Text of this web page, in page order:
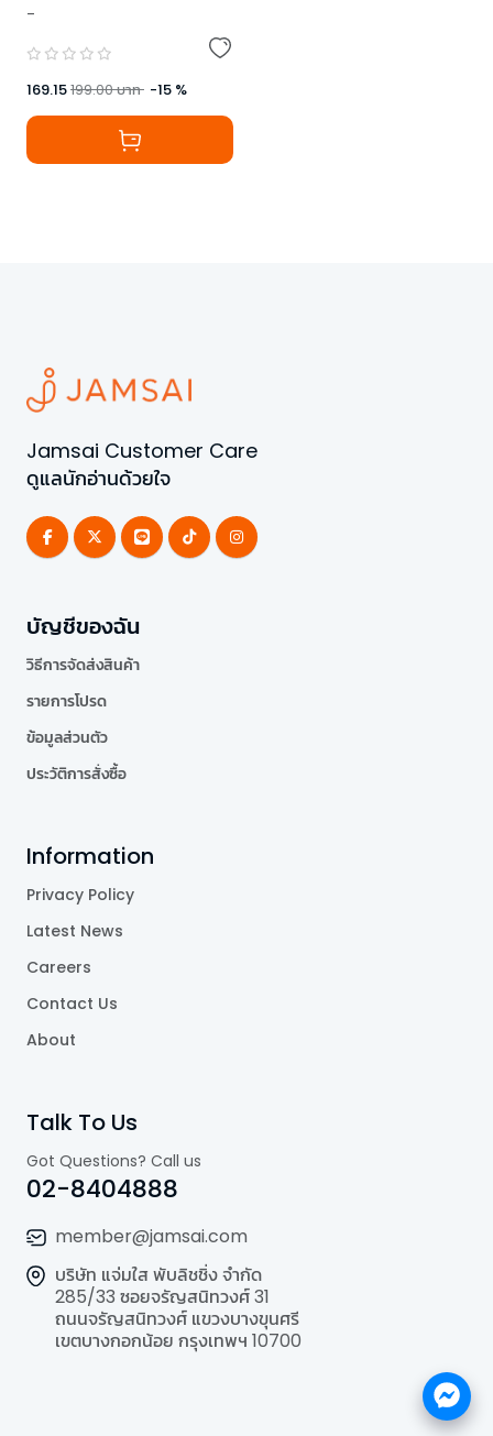
,
-
169.15199.00บาท -15 %
Jamsai Customer Care
ดูแลนักอ่านด้วยใจ
บัญชีของฉัน
วิธีการจัดส่งสินค้า
รายการโปรด
ข้อมูลส่วนตัว
ประวัติการสั่งซื้อ
Information
Privacy Policy
Latest News
Careers
Contact Us
About
Talk To Us
Got Questions? Call us
02-8404888
member@jamsai.com
บริษัท แจ่มใส พับลิชชิ่ง จำกัด
285/33 ซอยจรัญสนิทวงศ์ 31
ถนนจรัญสนิทวงศ์ แขวงบางขุนศรี
เขตบางกอกน้อย กรุงเทพฯ 10700